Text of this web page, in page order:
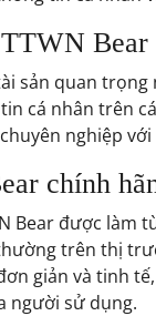
Bear
sản quan
cá nhân trên
nghiệp
chính
Bear được làm
trên thị
giản và tinh
người sử dụng.